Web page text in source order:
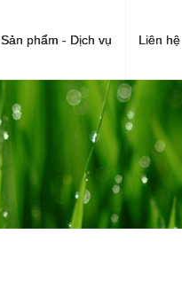
Sản phẩm - Dịch vụ Liên hệ